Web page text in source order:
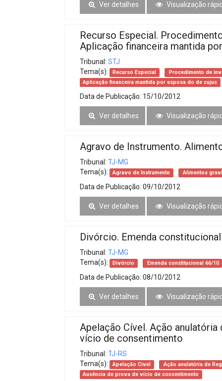
Ver detalhes Visualização
Recurso Especial.
Aplicação financeira mantida
Tribunal: STJ
Tema(s):
Recurso Especial
Procedimento de
Aplicação financeira mantida por esposa do de cujus
Data de Publicação: 15/10/2012
Ver detalhes Visualização
Agravo de Instrumento.
Tribunal: TJ-MG
Tema(s):
Agravo de Instrumento Alimentos
Data de Publicação: 09/10/2012
Ver detalhes Visualização
Divórcio. Emenda
Tribunal: TJ-MG
Tema(s):
Divórcio Emenda constitucional 66/10
Data de Publicação: 08/10/2012
Ver detalhes Visualização
Apelação Cível. Ação
vício de consentimento
Tribunal: TJ-RS
Tema(s):
Apelação Cível
Ação anulatória de
Ausência de prova de vício de consentimento